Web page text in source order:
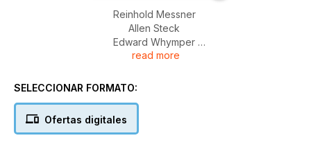
Reinhold Messner
Allen Steck
Edward Whymper
Renan Ozturk
Colin Wells
read more
SELECCIONAR FORMATO:
Ofertas digitales